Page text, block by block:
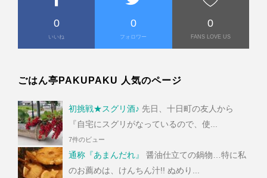
0
いいね
0
フォロワー
0
FANS LOVE US
ごはん亭PAKUPAKU 人気のページ
初挑戦★スグリ酒♪ 先日、十日町の友人から
『自宅にスグリがなっているので、使...
7件のビュー
通称『あまんだれ』
醤油仕立ての鍋物…特に私
のお薦めは、けんちん汁!! ぬめり...